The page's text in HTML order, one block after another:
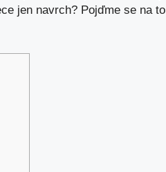
jen navrch? Pojďme se na to